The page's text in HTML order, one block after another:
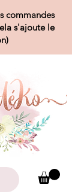
commandes
s'ajoute le